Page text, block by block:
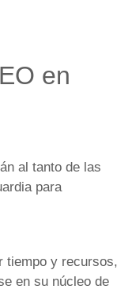
en
al tanto de las
para
tiempo y recursos,
en su núcleo de